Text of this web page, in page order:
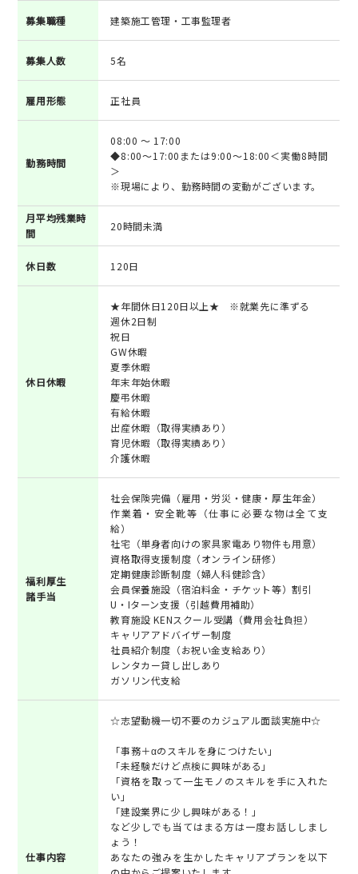
募集職種 建築施工管理・工事監理者
募集人数 5名
雇用形態 正社員
勤務時間
08:00 ～ 17:00
◆8:00～17:00または9:00～18:00＜実働8時間
＞
※現場により、勤務時間の変動がございます。
月平均残業時
間
20時間未満
休日数 120日
休日休暇
★年間休日120日以上★ ※就業先に準ずる
週休2日制
祝日
GW休暇
夏季休暇
年末年始休暇
慶弔休暇
有給休暇
出産休暇（取得実績あり）
育児休暇（取得実績あり）
介護休暇
福利厚生
諸手当
社会保険完備（雇用・労災・健康・厚生年金）
作業着・安全靴等（仕事に必要な物は全て支
給）
社宅（単身者向けの家具家電あり物件も用意）
資格取得支援制度（オンライン研修）
定期健康診断制度（婦人科健診含）
会員保養施設（宿泊料金・チケット等）割引
U・Iターン支援（引越費用補助）
教育施設 KENスクール受講（費用会社負担）
キャリアアドバイザー制度
社員紹介制度（お祝い金支給あり）
レンタカー貸し出しあり
ガソリン代支給
仕事内容
☆志望動機一切不要のカジュアル面談実施中☆
「事務＋αのスキルを身につけたい」
「未経験だけど点検に興味がある」
「資格を取って一生モノのスキルを手に入れた
い」
「建設業界に少し興味がある！」
など少しでも当てはまる方は一度お話ししまし
ょう！
あなたの強みを生かしたキャリアプランを以下